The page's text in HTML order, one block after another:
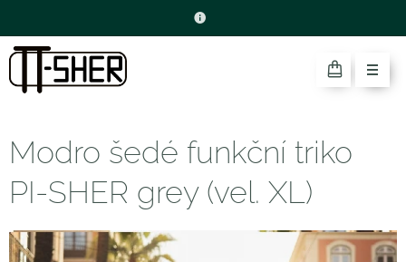
Modro šedé funkční triko
PI-SHER grey (vel. XL)